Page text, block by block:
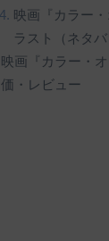
映画『カラー
ラスト（ネタバ
映画『カラー・
価・レビュー